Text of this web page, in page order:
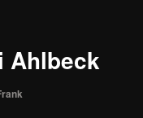
Ahlbeck